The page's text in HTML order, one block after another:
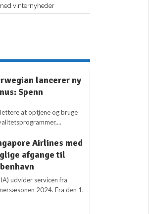
vinternyheder
lancerer ny
Spenn
at optjene og bruge
Airlines med
afgange til
udvider servicen fra
2024. Fra den 1.